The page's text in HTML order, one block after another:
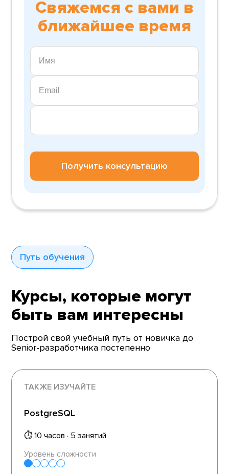
Свяжемся с вами в
ближайшее время
Получить консультацию
Путь обучения
Курсы, которые могут
быть вам интересны
Построй свой учебный путь от новичка до
Senior-разработчика постепенно
ТАКЖЕ ИЗУЧАЙТЕ
PostgreSQL
⏱ 10 часов · 5 занятий
Уровень сложности